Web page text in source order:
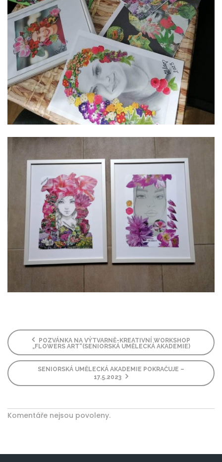
POZVÁNKA NA VÝTVARNĚ-KREATIVNÍ WORKSHOP
„FLOWERS ART“(SENIORSKÁ UMĚLECKÁ AKADEMIE)
SENIORSKÁ UMĚLECKÁ AKADEMIE POKRAČUJE –
17.5.2023
Komentáře nejsou povoleny.